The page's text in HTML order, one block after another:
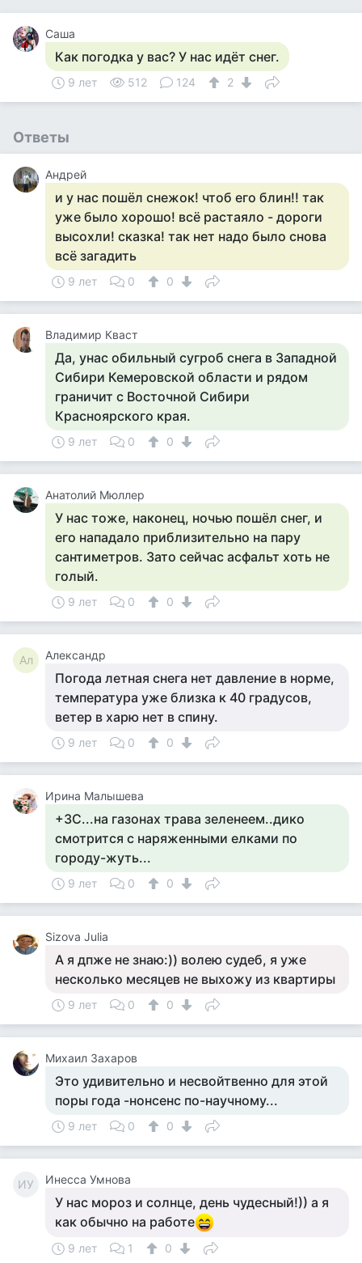
Саша
Как погодка у вас? У нас идёт снег.
9 лет 512 124 2
Ответы
Андрей
и у нас пошёл снежок! чтоб его блин!! так
уже было хорошо! всё растаяло - дороги
высохли! сказка! так нет надо было снова
всё загадить
9 лет 0 0
Владимир Кваст
Да, унас обильный сугроб снега в Западной
Сибири Кемеровской области и рядом
граничит с Восточной Сибири
Красноярского края.
9 лет 0 0
Анатолий Мюллер
У нас тоже, наконец, ночью пошёл снег, и
его нападало приблизительно на пару
сантиметров. Зато сейчас асфальт хоть не
голый.
9 лет 0 0
Ал Александр
Погода летная снега нет давление в норме,
температура уже близка к 40 градусов,
ветер в харю нет в спину.
9 лет 0 0
Ирина Малышева
+3С...на газонах трава зеленеем..дико
смотрится с наряженными елками по
городу-жуть...
9 лет 0 0
Sizova Julia
А я дпже не знаю:)) волею судеб, я уже
несколько месяцев не выхожу из квартиры
9 лет 0 0
Михаил Захаров
Это удивительно и несвойтвенно для этой
поры года -нонсенс по-научному...
9 лет 0 0
ИУ Инесса Умнова
У нас мороз и солнце, день чудесный!)) а я
как обычно на работе
9 лет 1
0